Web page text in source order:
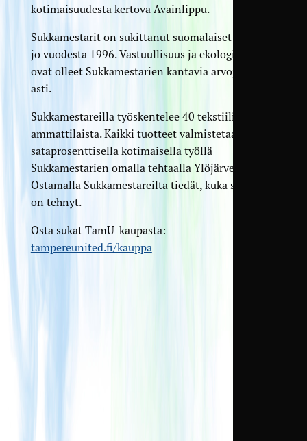
kotimaisuudesta kertova Avainlippu.
Sukkamestarit on sukittanut suomalaiset perheet
jo vuodesta 1996. Vastuullisuus ja ekologisuus
ovat olleet Sukkamestarien kantavia arvoja alusta
asti.
Sukkamestareilla työskentelee 40 tekstiilialan
ammattilaista. Kaikki tuotteet valmistetaan
sataprosenttisella kotimaisella työllä
Sukkamestarien omalla tehtaalla Ylöjärvellä.
Ostamalla Sukkamestareilta tiedät, kuka sukkasi
on tehnyt.
Osta sukat TamU-kaupasta:
tampereunited.fi/kauppa